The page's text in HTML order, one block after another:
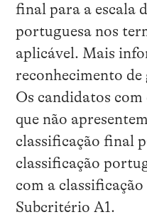
final para a escala
portuguesa nos
aplicável. Mais
reconhecimento de
Os candidatos
que não
classificação final
classificação
com a
Subcritério A1.